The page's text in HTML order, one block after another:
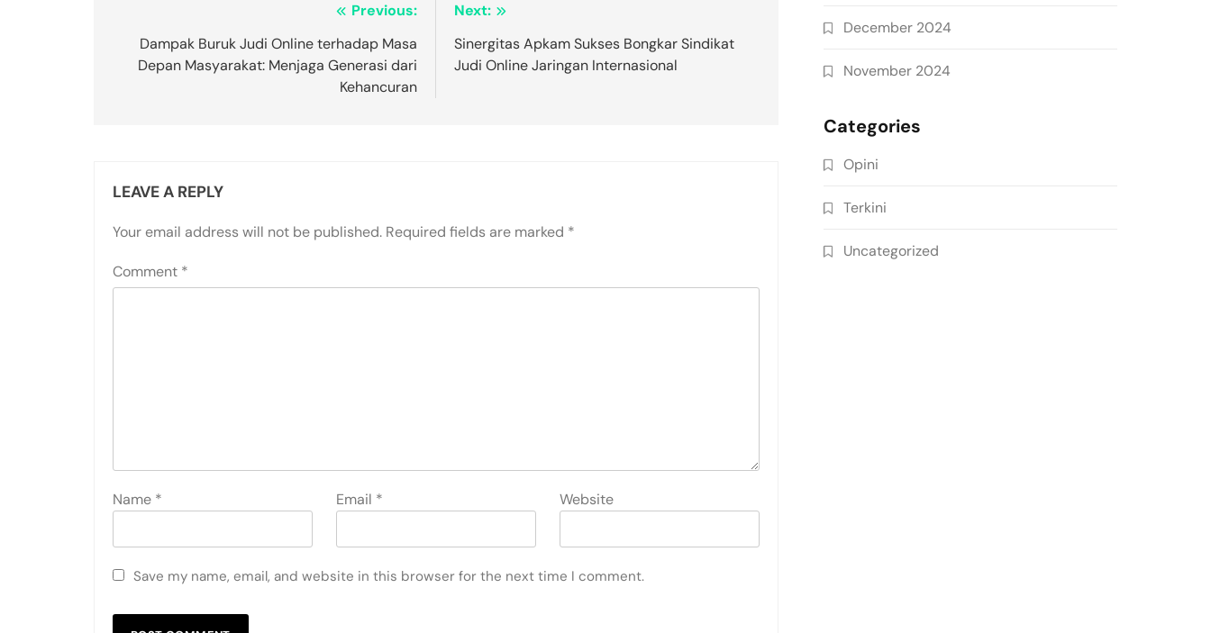
navigation
Previous:
Dampak Buruk Judi Online terhadap Masa
Depan Masyarakat: Menjaga Generasi dari
Kehancuran
Next:
Sinergitas Apkam Sukses Bongkar Sindikat
Judi Online Jaringan Internasional
LEAVE A REPLY
Your email address will not be published. Required fields are marked *
Comment *
Name * Email * Website
Save my name, email, and website in this browser for the next time I comment.
December 2024
November 2024
Categories
Opini
Terkini
Uncategorized